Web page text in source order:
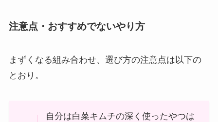
注意点・おすすめでないやり方
まずくなる組み合わせ、選び方の注意点は以下の
とおり。
自分は白菜キムチの深く使ったやつは